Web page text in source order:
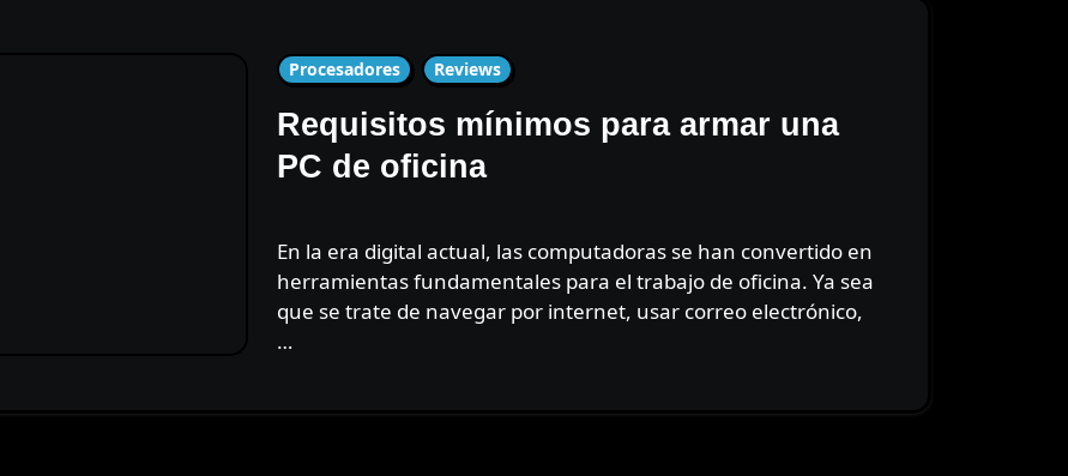
Procesadores Reviews
Requisitos mínimos para armar una
PC de oficina
En la era digital actual, las computadoras se han convertido en
herramientas fundamentales para el trabajo de oficina. Ya sea
que se trate de navegar por internet, usar correo electrónico,
…